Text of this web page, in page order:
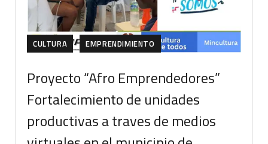
CULTURA EMPRENDIMIENTO
Proyecto “Afro Emprendedores”
Fortalecimiento de unidades
productivas a traves de medios